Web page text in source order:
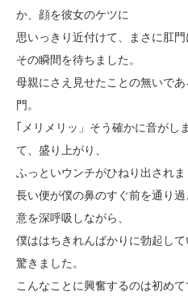
か、顔を彼女のケツに
思いっきり近付けて、まさに肛
その瞬間を待ちました。
母親にさえ見せたことの無いで
門。
｢メリメリッ」そう確かに音が
て、盛り上がり、
ふっといウンチがひねり出されま
長い便が僕の鼻のすぐ前を通り
意を深呼吸しながら、
僕ははちきれんばかりに勃起し
驚きました。
こんなことに興奮するのは初めて